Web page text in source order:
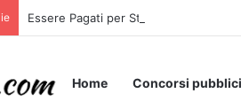
Essere Pagati per Stare a Letto: ecco
Home Concorsi